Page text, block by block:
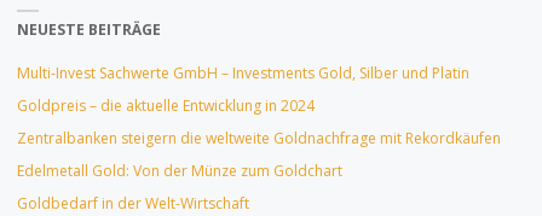
NEUESTE BEITRÄGE
Multi-Invest Sachwerte GmbH – Investments Gold, Silber und Platin
Goldpreis – die aktuelle Entwicklung in 2024
Zentralbanken steigern die weltweite Goldnachfrage mit Rekordkäufen
Edelmetall Gold: Von der Münze zum Goldchart
Goldbedarf in der Welt-Wirtschaft